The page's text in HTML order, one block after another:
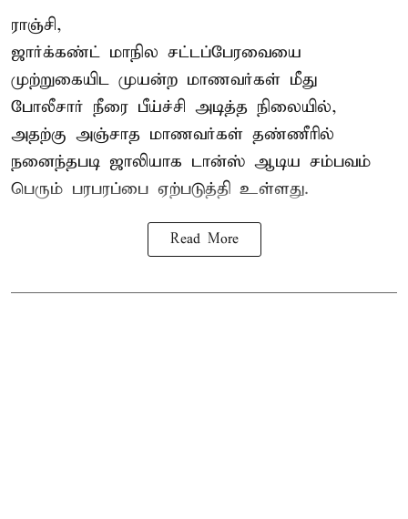
ராஞ்சி,
ஜார்க்கண்ட் மாநில சட்டப்பேரவையை
முற்றுகையிட முயன்ற மாணவர்கள் மீது
போலீசார் நீரை பீய்ச்சி அடித்த நிலையில்,
அதற்கு அஞ்சாத மாணவர்கள் தண்ணீரில்
நனைந்தபடி ஜாலியாக டான்ஸ் ஆடிய சம்பவம்
பெரும் பரபரப்பை ஏற்படுத்தி உள்ளது.
Read More